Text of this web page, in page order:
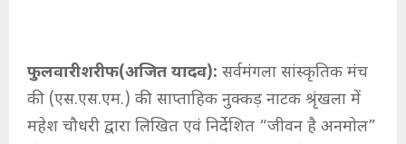
फुलवारीशरीफ(अजित यादव): सर्वमंगला सांस्कृतिक मंच
की (एस.एस.एम.) की साप्ताहिक नुक्कड़ नाटक श्रृंखला में
महेश चौधरी द्वारा लिखित एवं निर्देशित “जीवन है अनमोल”